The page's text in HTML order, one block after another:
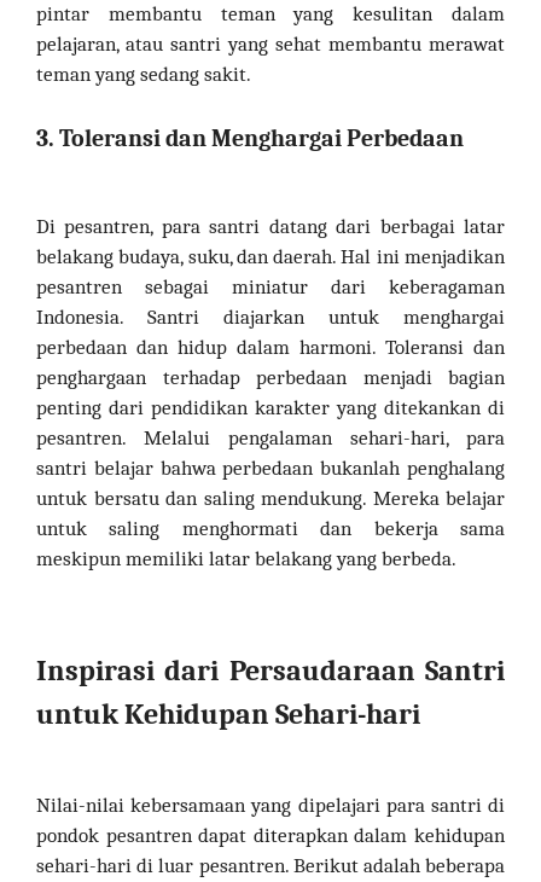
pintar membantu teman yang kesulitan dalam
pelajaran, atau santri yang sehat membantu merawat
teman yang sedang sakit.
3. Toleransi dan Menghargai Perbedaan
Di pesantren, para santri datang dari berbagai latar
belakang budaya, suku, dan daerah. Hal ini menjadikan
pesantren sebagai miniatur dari keberagaman
Indonesia. Santri diajarkan untuk menghargai
perbedaan dan hidup dalam harmoni. Toleransi dan
penghargaan terhadap perbedaan menjadi bagian
penting dari pendidikan karakter yang ditekankan di
pesantren. Melalui pengalaman sehari-hari, para
santri belajar bahwa perbedaan bukanlah penghalang
untuk bersatu dan saling mendukung. Mereka belajar
untuk saling menghormati dan bekerja sama
meskipun memiliki latar belakang yang berbeda.
Inspirasi dari Persaudaraan Santri
untuk Kehidupan Sehari-hari
Nilai-nilai kebersamaan yang dipelajari para santri di
pondok pesantren dapat diterapkan dalam kehidupan
sehari-hari di luar pesantren. Berikut adalah beberapa